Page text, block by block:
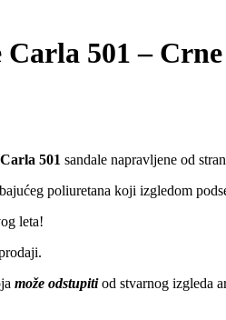
Carla 501 – Crne
Carla 501 sandale napravljene od
poliuretana koji izgledom
leta!
može odstupitiod stvarnog izgleda